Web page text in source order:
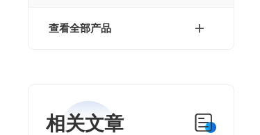
查看全部产品
相关文章